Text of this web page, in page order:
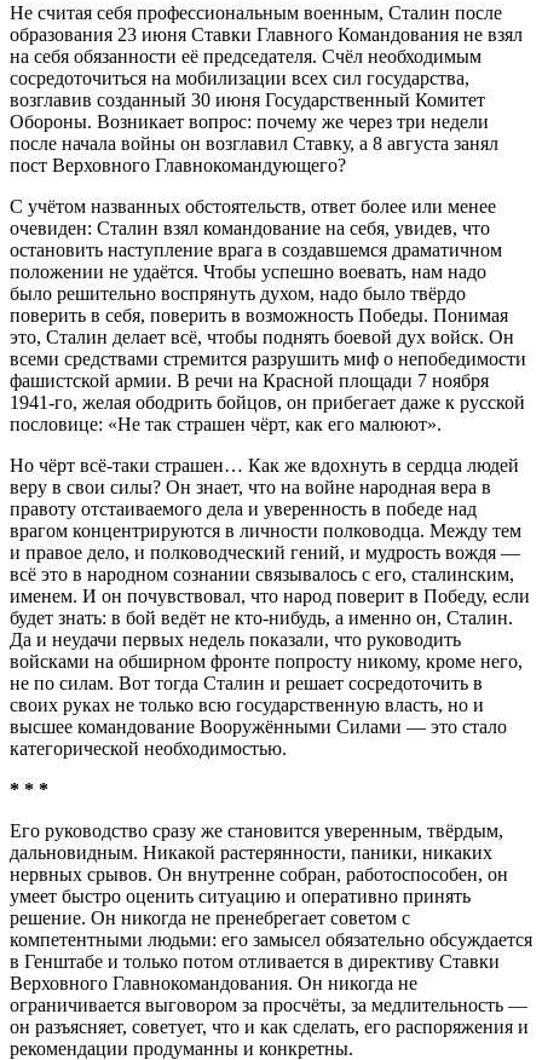
Не считая себя профессиональным военным, Сталин после
образования 23 июня Ставки Главного Командования не взял
на себя обязанности её председателя. Счёл необходимым
сосредоточиться на мобилизации всех сил государства,
возглавив созданный 30 июня Государственный Комитет
Обороны. Возникает вопрос: почему же через три недели
после начала войны он возглавил Ставку, а 8 августа занял
пост Верховного Главнокомандующего?
С учётом названных обстоятельств, ответ более или менее
очевиден: Сталин взял командование на себя, увидев, что
остановить наступление врага в создавшемся драматичном
положении не удаётся. Чтобы успешно воевать, нам надо
было решительно воспрянуть духом, надо было твёрдо
поверить в себя, поверить в возможность Победы. Понимая
это, Сталин делает всё, чтобы поднять боевой дух войск. Он
всеми средствами стремится разрушить миф о непобедимости
фашистской армии. В речи на Красной площади 7 ноября
1941-го, желая ободрить бойцов, он прибегает даже к русской
пословице: «Не так страшен чёрт, как его малюют».
Но чёрт всё-таки страшен… Как же вдохнуть в сердца людей
веру в свои силы? Он знает, что на войне народная вера в
правоту отстаиваемого дела и уверенность в победе над
врагом концентрируются в личности полководца. Между тем
и правое дело, и полководческий гений, и мудрость вождя —
всё это в народном сознании связывалось с его, сталинским,
именем. И он почувствовал, что народ поверит в Победу, если
будет знать: в бой ведёт не кто-нибудь, а именно он, Сталин.
Да и неудачи первых недель показали, что руководить
войсками на обширном фронте попросту никому, кроме него,
не по силам. Вот тогда Сталин и решает сосредоточить в
своих руках не только всю государственную власть, но и
высшее командование Вооружёнными Силами — это стало
категорической необходимостью.
* * *
Его руководство сразу же становится уверенным, твёрдым,
дальновидным. Никакой растерянности, паники, никаких
нервных срывов. Он внутренне собран, работоспособен, он
умеет быстро оценить ситуацию и оперативно принять
решение. Он никогда не пренебрегает советом с
компетентными людьми: его замысел обязательно обсуждается
в Генштабе и только потом отливается в директиву Ставки
Верховного Главнокомандования. Он никогда не
ограничивается выговором за просчёты, за медлительность —
он разъясняет, советует, что и как сделать, его распоряжения и
рекомендации продуманны и конкретны.